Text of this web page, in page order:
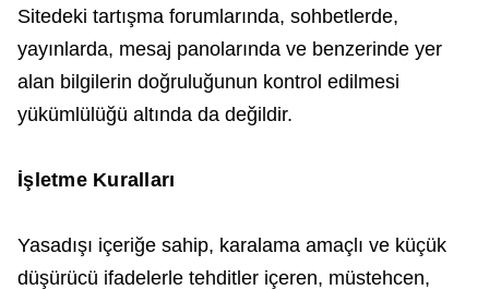
Sitedeki tartışma forumlarında, sohbetlerde,
yayınlarda, mesaj panolarında ve benzerinde yer
alan bilgilerin doğruluğunun kontrol edilmesi
yükümlülüğü altında da değildir.
İşletme Kuralları
Yasadışı içeriğe sahip, karalama amaçlı ve küçük
düşürücü ifadelerle tehditler içeren, müstehcen,